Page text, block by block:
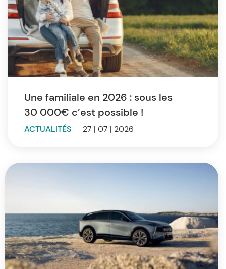
Une familiale en 2026 : sous les
30 000€ c’est possible !
ACTUALITÉS - 27 | 07 | 2026